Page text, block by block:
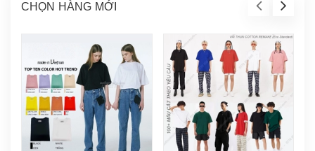
CHỌN HÀNG MỚI